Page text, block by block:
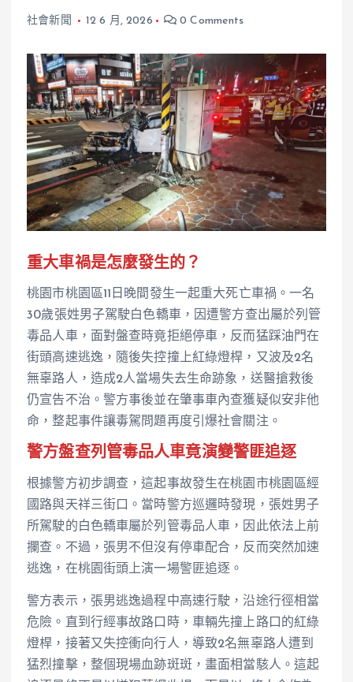
社會新聞 12 6 月, 2026 0 Comments
重大車禍是怎麼發生的？
桃園市桃園區11日晚間發生一起重大死亡車禍。一名
30歲張姓男子駕駛白色轎車，因遭警方查出屬於列管
毒品人車，面對盤查時竟拒絕停車，反而猛踩油門在
街頭高速逃逸，隨後失控撞上紅綠燈桿，又波及2名
無辜路人，造成2人當場失去生命跡象，送醫搶救後
仍宣告不治。警方事後並在肇事車內查獲疑似安非他
命，整起事件讓毒駕問題再度引爆社會關注。
警方盤查列管毒品人車竟演變警匪追逐
根據警方初步調查，這起事故發生在桃園市桃園區經
國路與天祥三街口。當時警方巡邏時發現，張姓男子
所駕駛的白色轎車屬於列管毒品人車，因此依法上前
攔查。不過，張男不但沒有停車配合，反而突然加速
逃逸，在桃園街頭上演一場警匪追逐。
警方表示，張男逃逸過程中高速行駛，沿途行徑相當
危險。直到行經事故路口時，車輛先撞上路口的紅綠
燈桿，接著又失控衝向行人，導致2名無辜路人遭到
猛烈撞擊，整個現場血跡斑斑，畫面相當駭人。這起